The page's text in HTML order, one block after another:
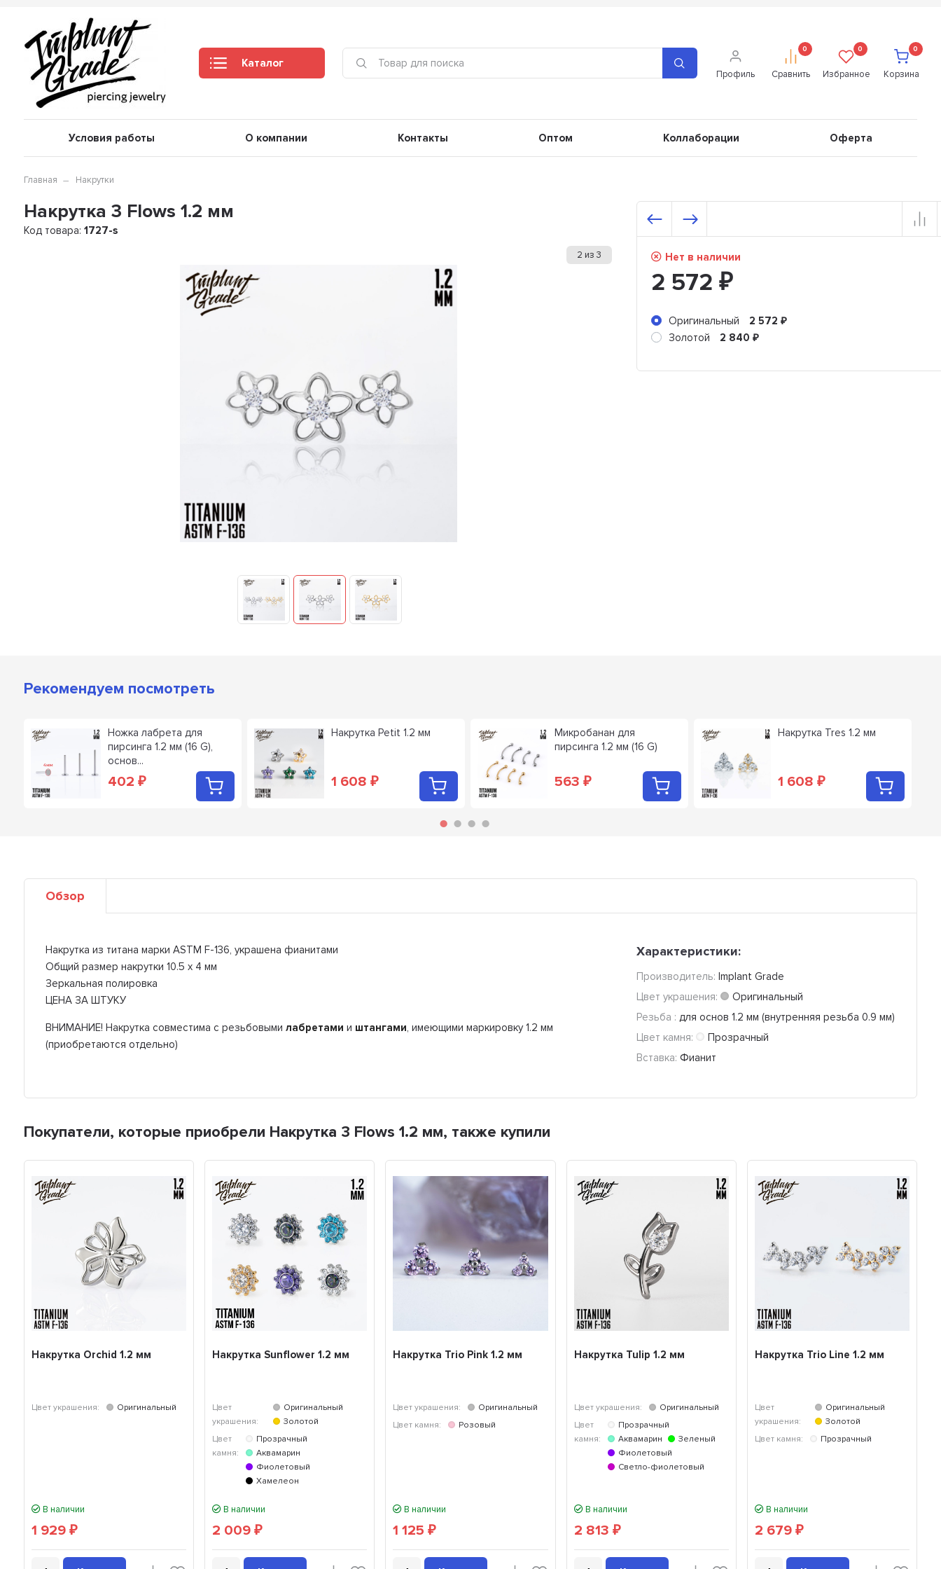
Каталог
Профиль
0
Сравнить
0
Избранное
0
Корзина
Условия работы О компании Контакты Оптом Коллаборации Оферта
Главная Накрутки
Накрутка 3 Flows 1.2 мм
Код товара:1727-s
2 из3 Нет в наличии
2 572₽
Оригинальный 2 572₽
Золотой 2 840₽
Рекомендуем посмотреть
Ножка лабрета для
пирсинга 1.2 мм (16 G),
основ...
402₽
Накрутка Petit 1.2 мм
1 608₽
Микробанан для
пирсинга 1.2 мм (16 G)
563₽
Накрутка Tres 1.2 мм
1 608₽
Обзор
Накрутка из титана марки ASTM F-136, украшена фианитами
Общий размер накрутки 10.5 x 4 мм
Зеркальная полировка
ЦЕНА ЗА ШТУКУ
ВНИМАНИЕ! Накрутка совместима с резьбовыми лабретами и штангами, имеющими маркировку 1.2 мм
(приобретаются отдельно)
Характеристики:
Производитель: Implant Grade
Цвет украшения:
Оригинальный
Резьба : для основ 1.2 мм (внутренняя резьба 0.9 мм)
Цвет камня:
Прозрачный
Вставка: Фианит
Покупатели, которые приобрели Накрутка 3 Flows 1.2 мм, также купили
Накрутка Orchid 1.2 мм
Цвет украшения: Оригинальный
В наличии
1 929₽
Накрутка Sunflower 1.2 мм
Цвет
украшения:
Оригинальный
Золотой
Цвет
камня:
Прозрачный
Аквамарин
Фиолетовый
Хамелеон
В наличии
2 009₽
Накрутка Trio Pink 1.2 мм
Цвет украшения:
Оригинальный
Цвет камня:
Розовый
В наличии
1 125₽
Накрутка Tulip 1.2 мм
Цвет украшения:
Оригинальный
Цвет
камня:
Прозрачный
Аквамарин
Зеленый
Фиолетовый
Светло-фиолетовый
В наличии
2 813 ₽
Накрутка Trio Line 1.2 мм
Цвет
украшения:
Оригинальный
Золотой
Цвет камня:
Прозрачный
В наличии
2 679 ₽